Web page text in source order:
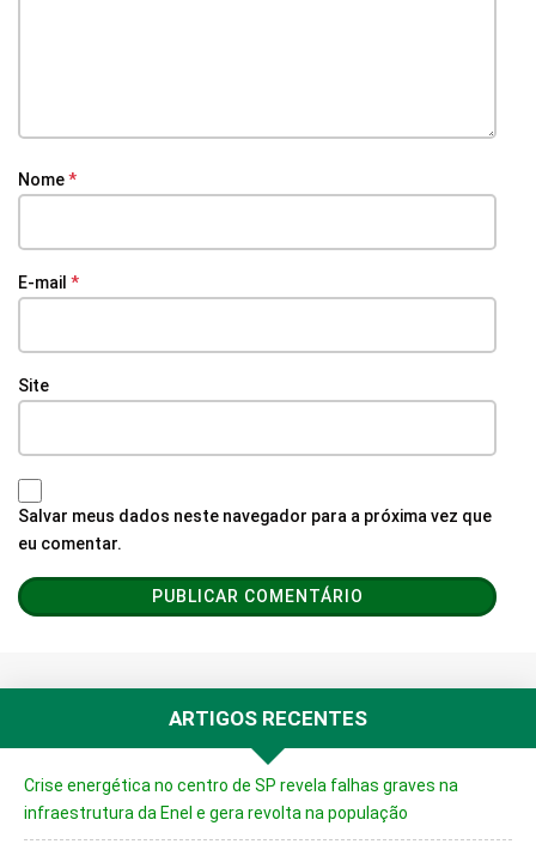
Nome*
E-mail *
Site
Salvar meus dados neste navegador para a próxima vez que
eu comentar.
ARTIGOS RECENTES
Crise energética no centro de SP revela falhas graves na
infraestrutura da Enel e gera revolta na população